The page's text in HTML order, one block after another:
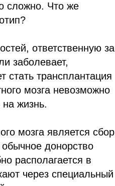
сложно. Что же
ответственную за
заболевает,
стать трансплантация
мозга невозможно
жизнь.
мозга является сбор
донорство
располагается в
через специальный